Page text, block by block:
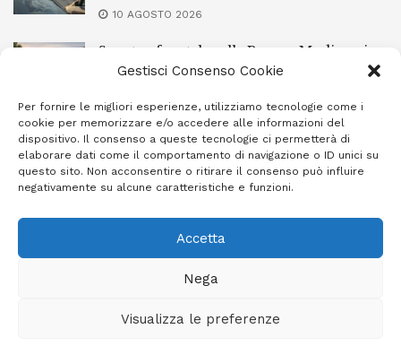
Gestisci Consenso Cookie
Per fornire le migliori esperienze, utilizziamo tecnologie come i
cookie per memorizzare e/o accedere alle informazioni del
dispositivo. Il consenso a queste tecnologie ci permetterà di
elaborare dati come il comportamento di navigazione o ID unici su
questo sito. Non acconsentire o ritirare il consenso può influire
negativamente su alcune caratteristiche e funzioni.
Accetta
Nega
Visualizza le preferenze
10 AGOSTO 2026
Scontro frontale sulla Ragusa-Modica: ci
sono feriti
Acate, sventato furto in un campo
fotovoltaico
10 AGOSTO 2026
Giornale Ibleo © 2023 - Powered byStudio Greco - Consulenza